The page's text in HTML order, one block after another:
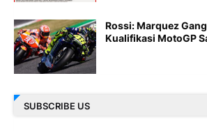
Rossi: Marquez
Kualifikasi MotoGP
SUBSCRIBE US